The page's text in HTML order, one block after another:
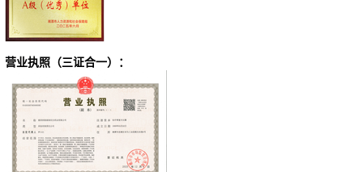
营业执照（三证合一）：